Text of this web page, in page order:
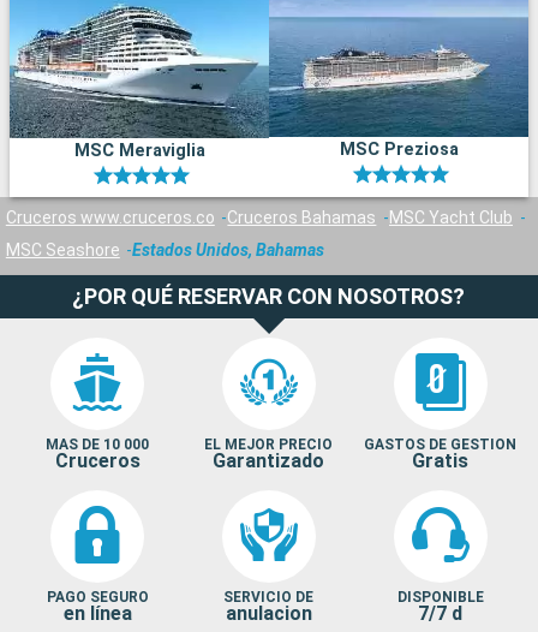
MSC Meraviglia MSC Preziosa
Cruceros www.cruceros.co Cruceros Bahamas
MSC Yacht Club
MSC Seashore
Estados Unidos, Bahamas
¿POR QUÉ RESERVAR CON NOSOTROS?
MAS DE 10 000
Cruceros
EL MEJOR PRECIO
Garantizado
GASTOS DE GESTION
Gratis
PAGO SEGURO
en línea
SERVICIO DE
anulacion
DISPONIBLE
7/7 d